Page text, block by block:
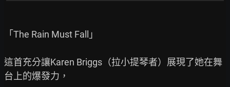
「The Rain Must Fall」
這首充分讓Karen Briggs（拉小提琴者）展現了她在舞
台上的爆發力，